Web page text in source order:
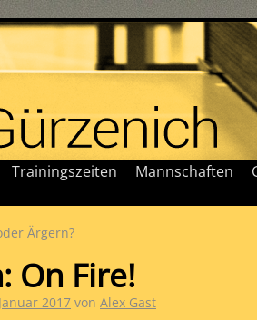
Trainingszeiten Mannschaften
Ärgern?
On Fire!
2017 von Alex Gast